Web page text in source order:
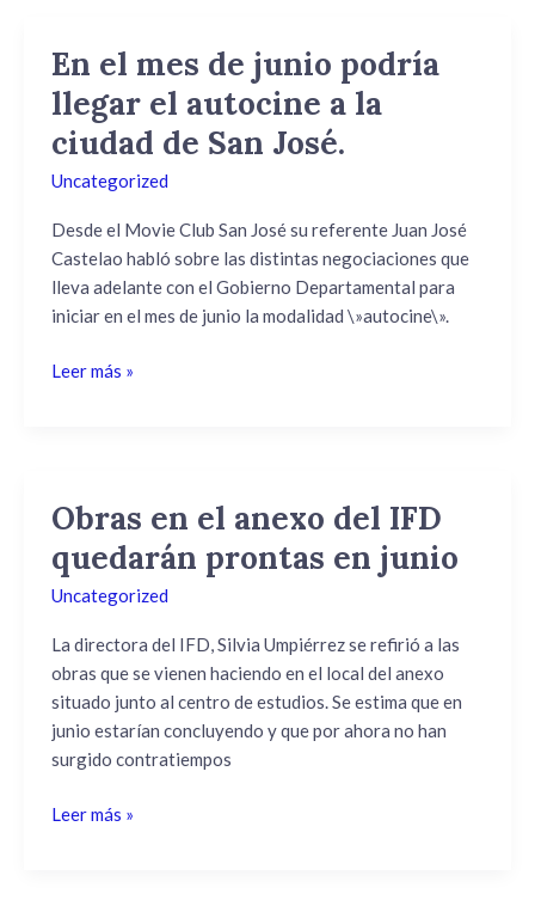
En el mes de junio podría
llegar el autocine a la
ciudad de San José.
Uncategorized
Desde el Movie Club San José su referente Juan José
Castelao habló sobre las distintas negociaciones que
lleva adelante con el Gobierno Departamental para
iniciar en el mes de junio la modalidad \»autocine\».
En
mes
de
junio
llegar
el
autocine
a
ciudad
Leer más »
Obras en el anexo del IFD
quedarán prontas en junio
Uncategorized
La directora del IFD, Silvia Umpiérrez se refirió a las
obras que se vienen haciendo en el local del anexo
situado junto al centro de estudios. Se estima que en
junio estarían concluyendo y que por ahora no han
surgido contratiempos
Obras
el
anexo
IFD
quedarán
prontas
en
junio
Leer más »